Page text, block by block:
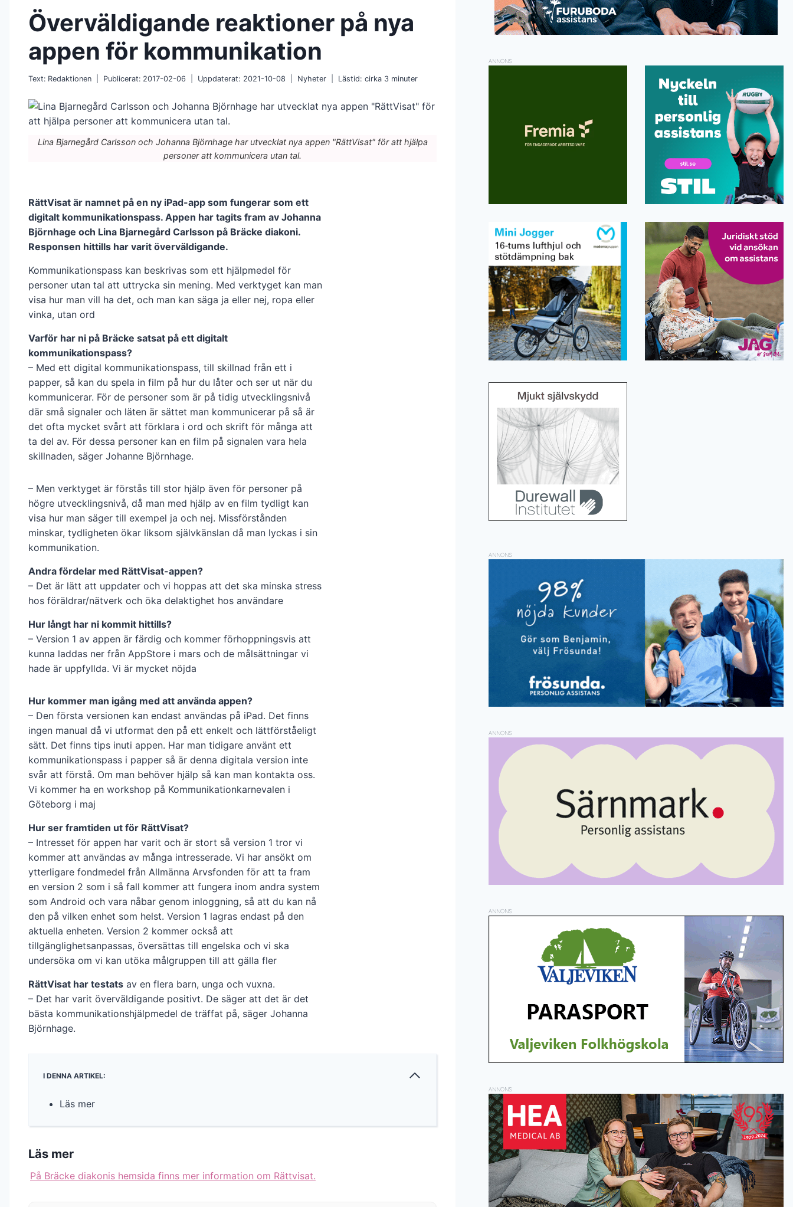
Överväldigande reaktioner på nya
appen för kommunikation
Text: Redaktionen Publicerat: 2017-02-06 Uppdaterat: 2021-10-08 Nyheter Lästid: cirka 3 minuter
Lina Bjarnegård Carlsson och Johanna Björnhage har utvecklat nya appen "RättVisat" för att hjälpa
personer att kommunicera utan tal.
RättVisat är namnet på en ny iPad-app som fungerar som ett
digitalt kommunikationspass. Appen har tagits fram av Johanna
Björnhage och Lina Bjarnegård Carlsson på Bräcke diakoni.
Responsen hittills har varit överväldigande.
Kommunikationspass kan beskrivas som ett hjälpmedel för
personer utan tal att uttrycka sin mening. Med verktyget kan man
visa hur man vill ha det, och man kan säga ja eller nej, ropa eller
vinka, utan ord
Varför har ni på Bräcke satsat på ett digitalt
kommunikationspass?
– Med ett digital kommunikationspass, till skillnad från ett i
papper, så kan du spela in film på hur du låter och ser ut när du
kommunicerar. För de personer som är på tidig utvecklingsnivå
där små signaler och läten är sättet man kommunicerar på så är
det ofta mycket svårt att förklara i ord och skrift för många att
ta del av. För dessa personer kan en film på signalen vara hela
skillnaden, säger Johanne Björnhage.
– Men verktyget är förstås till stor hjälp även för personer på
högre utvecklingsnivå, då man med hjälp av en film tydligt kan
visa hur man säger till exempel ja och nej. Missförstånden
minskar, tydligheten ökar liksom självkänslan då man lyckas i sin
kommunikation.
Andra fördelar med RättVisat-appen?
– Det är lätt att uppdater och vi hoppas att det ska minska stress
hos föräldrar/nätverk och öka delaktighet hos användare
Hur långt har ni kommit hittills?
– Version 1 av appen är färdig och kommer förhoppningsvis att
kunna laddas ner från AppStore i mars och de målsättningar vi
hade är uppfyllda. Vi är mycket nöjda
Hur kommer man igång med att använda appen?
– Den första versionen kan endast användas på iPad. Det finns
ingen manual då vi utformat den på ett enkelt och lättförståeligt
sätt. Det finns tips inuti appen. Har man tidigare använt ett
kommunikationspass i papper så är denna digitala version inte
svår att förstå. Om man behöver hjälp så kan man kontakta oss.
Vi kommer ha en workshop på Kommunikationkarnevalen i
Göteborg i maj
Hur ser framtiden ut för RättVisat?
– Intresset för appen har varit och är stort så version 1 tror vi
kommer att användas av många intresserade. Vi har ansökt om
ytterligare fondmedel från Allmänna Arvsfonden för att ta fram
en version 2 som i så fall kommer att fungera inom andra system
som Android och vara nåbar genom inloggning, så att du kan nå
den på vilken enhet som helst. Version 1 lagras endast på den
aktuella enheten. Version 2 kommer också att
tillgänglighetsanpassas, översättas till engelska och vi ska
undersöka om vi kan utöka målgruppen till att gälla fler
RättVisat har testats av en flera barn, unga och vuxna.
– Det har varit överväldigande positivt. De säger att det är det
bästa kommunikationshjälpmedel de träffat på, säger Johanna
Björnhage.
I DENNA ARTIKEL:
Läs mer
Läs mer
På Bräcke diakonis hemsida finns mer information om Rättvisat.
ANNONS
ANNONS
ANNONS
ANNONS
ANNONS